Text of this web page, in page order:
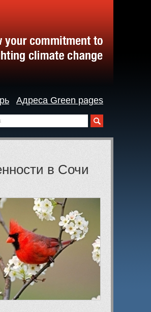
Адреса Green pages
в Сочи